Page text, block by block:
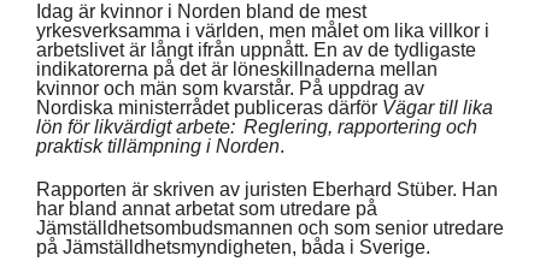
Idag är kvinnor i Norden bland de mest
yrkesverksamma i världen, men målet om lika villkor i
arbetslivet är långt ifrån uppnått. En av de tydligaste
indikatorerna på det är löneskillnaderna mellan
kvinnor och män som kvarstår. På uppdrag av
Nordiska ministerrådet publiceras därför Vägar till lika
lön för likvärdigt arbete: Reglering, rapportering och
praktisk tillämpning i Norden.
Rapporten är skriven av juristen Eberhard Stüber. Han
har bland annat arbetat som utredare på
Jämställdhetsombudsmannen och som senior utredare
på Jämställdhetsmyndigheten, båda i Sverige.